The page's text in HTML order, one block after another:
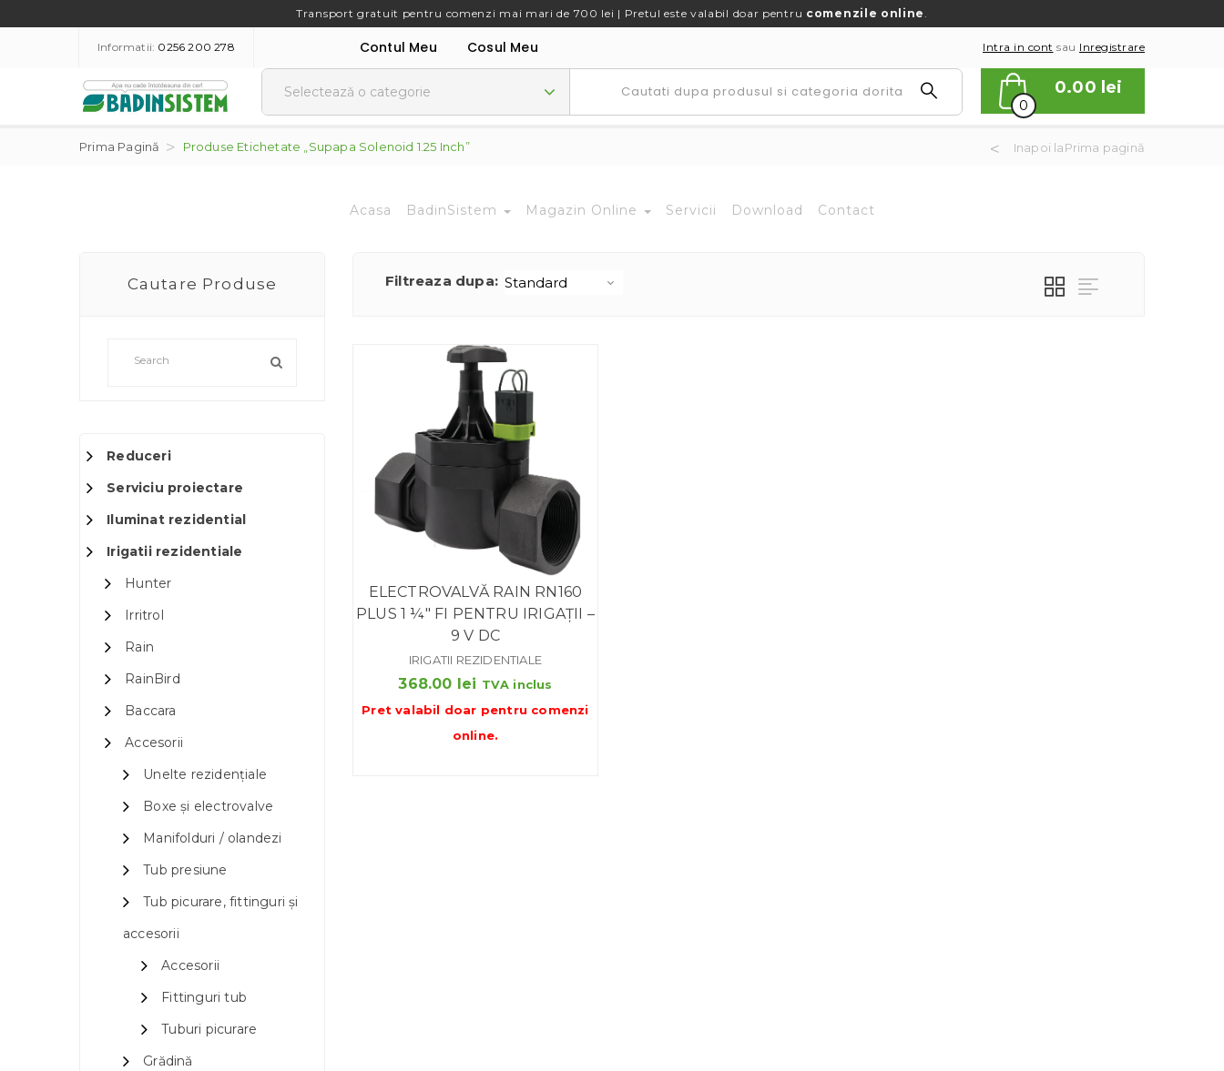
Transport gratuit pentru comenzi mai mari de 700 lei | Pretul este valabil doar pentru comenzile online.
Informatii: 0256 200 278 Contul Meu Cosul Meu Intra in cont sau Inregistrare
0
0.00 lei
Prima Pagină Produse Etichetate „supapa Solenoid 1.25 Inch” Inapoi laPrima pagină
Acasa BadinSistem Magazin Online Servicii Download Contact
Cautare Produse
Reduceri
Serviciu proiectare
Iluminat rezidential
Irigatii rezidentiale
Hunter
Irritrol
Rain
RainBird
Baccara
Accesorii
Unelte rezidențiale
Boxe și electrovalve
Manifolduri / olandezi
Tub presiune
Tub picurare, fittinguri și
accesorii
Accesorii
Fittinguri tub
Tuburi picurare
Grădină
Filtreaza dupa:
ELECTROVALVĂ RAIN RN160
PLUS 1 ¼″ FI PENTRU IRIGAȚII –
9 V DC
IRIGATII REZIDENTIALE
368.00 lei TVA inclus
Pret valabil doar pentru comenzi
online.